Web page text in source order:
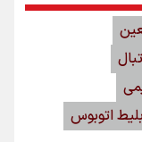
بلیط اتوبوس